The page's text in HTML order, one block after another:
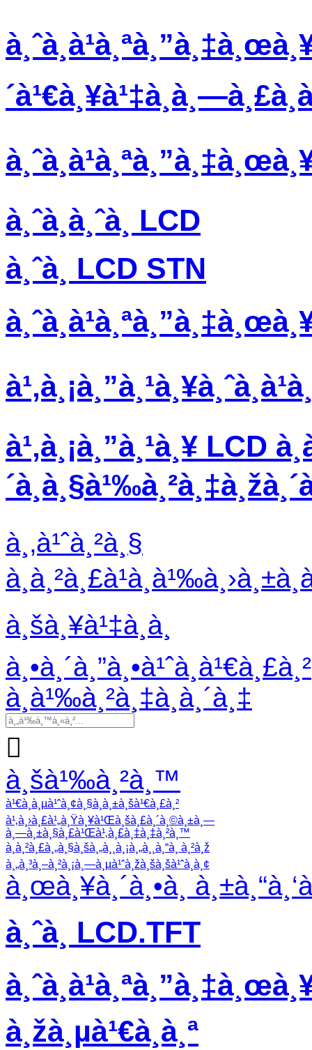
à¸ˆà¸­à¸ˆà¸­ LCD
à¸ˆà¸­ LCD STN
à¹‚à¸¡à¸”à¸¹à¸¥ LCD
à¸‚à¹ˆà¸²à¸§
à¸šà¸¥à¹‡à¸­à¸
à¸•à¸´à¸”à¸•à¹ˆà¸­à¹€à¸£à¸²
à¸­à¹‰à¸²à¸‡à¸­à¸´à¸‡

à¸šà¹‰à¸²à¸™
à¹€à¸à¸µà¹ˆà¸¢à¸§à¸à¸±à¸šà¹€à¸£à¸²
à¹‚à¸›à¸£à¹„à¸Ÿà¸¥à¹Œà¸šà¸£à¸´à¸©à¸±à¸—
à¸—à¸±à¸§à¸£à¹Œà¹‚à¸£à¸‡à¸‡à¸²à¸™
à¸à¸²à¸£à¸„à¸§à¸šà¸„à¸¸à¸¡à¸„à¸¸à¸“à¸ à¸²à¸ž
à¸„à¸³à¸–à¸²à¸¡à¸—à¸µà¹ˆà¸žà¸šà¸šà¹ˆà¸­à¸¢
à¸œà¸¥à¸´à¸•à¸
à¸ˆà¸­ LCD.TFT
à¸žà¸µà¹€à¸­à¸ª